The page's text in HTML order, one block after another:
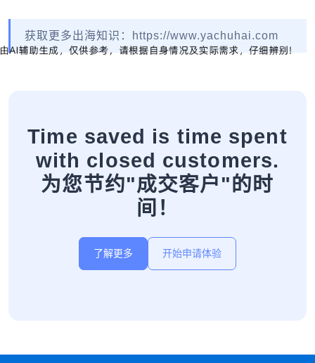
获取更多出海知识：https://www.yachuhai.com
Time saved is time spent
with closed customers.
为您节约"成交客户"的时
间！
了解更多 开始申请体验